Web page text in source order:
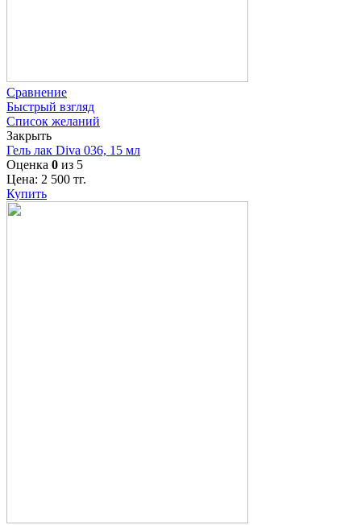
Сравнение
Быстрый взгляд
Список желаний
Закрыть
Гель лак Diva 036, 15 мл
Оценка 0 из 5
Цена: 2 500 тг.
Купить